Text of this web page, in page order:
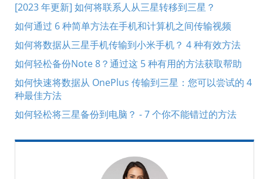
[2023 年更新] 如何将联系人从三星转移到三星？
如何通过 6 种简单方法在手机和计算机之间传输视频
如何将数据从三星手机传输到小米手机？ 4 种有效方法
如何轻松备份Note 8？通过这 5 种有用的方法获取帮助
如何快速将数据从 OnePlus 传输到三星：您可以尝试的 4
种最佳方法
如何轻松将三星备份到电脑？ - 7 个你不能错过的方法